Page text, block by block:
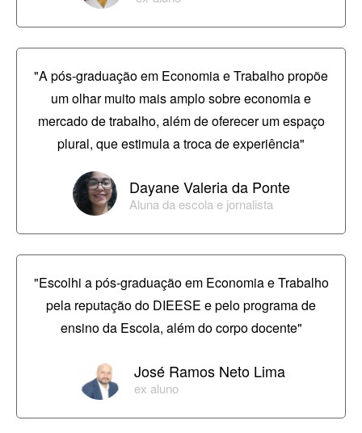
"A pós-graduação em Economia e Trabalho propõe
um olhar muito mais amplo sobre economia e
mercado de trabalho, além de oferecer um espaço
plural, que estimula a troca de experiência"
Dayane Valeria da Ponte
Aluna da escola e jornalista
"Escolhi a pós-graduação em Economia e Trabalho
pela reputação do DIEESE e pelo programa de
ensino da Escola, além do corpo docente"
José Ramos Neto Lima
ex aluno